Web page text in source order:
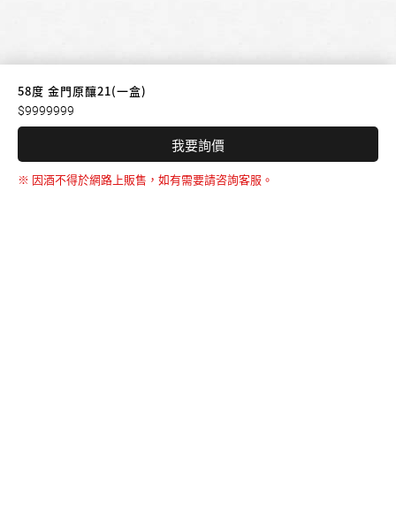
58度 金門原釀21(一盒)
$9999999
※ 因酒不得於網路上販售，如有需要請咨詢客服。
我要詢價